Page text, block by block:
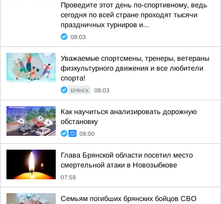
Проведите этот день по-спортивному, ведь
сегодня по всей стране проходят тысячи
праздничных турниров и...
08:03
Уважаемые спортсмены, тренеры, ветераны
физкультурного движения и все любители
спорта!
БРЯНСК 08:03
Как научиться анализировать дорожную
обстановку
08:00
Глава Брянской области посетил место
смертельной атаки в Новозыбкове
07:58
Семьям погибших брянских бойцов СВО